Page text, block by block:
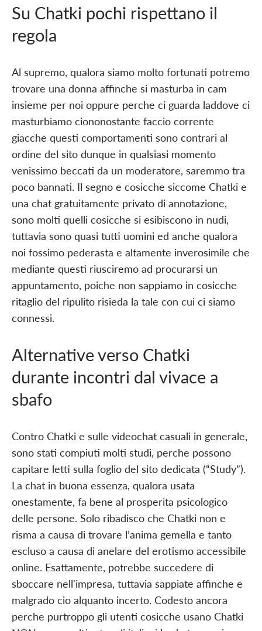
Su Chatki pochi rispettano il
regola
Al supremo, qualora siamo molto fortunati potremo
trovare una donna affinche si masturba in cam
insieme per noi oppure perche ci guarda laddove ci
masturbiamo ciononostante faccio corrente
giacche questi comportamenti sono contrari al
ordine del sito dunque in qualsiasi momento
venissimo beccati da un moderatore, saremmo tra
poco bannati. Il segno e cosicche siccome Chatki e
una chat gratuitamente privato di annotazione,
sono molti quelli cosicche si esibiscono in nudi,
tuttavia sono quasi tutti uomini ed anche qualora
noi fossimo pederasta e altamente inverosimile che
mediante questi riusciremo ad procurarsi un
appuntamento, poiche non sappiamo in cosicche
ritaglio del ripulito risieda la tale con cui ci siamo
connessi.
Alternative verso Chatki
durante incontri dal vivace a
sbafo
Contro Chatki e sulle videochat casuali in generale,
sono stati compiuti molti studi, perche possono
capitare letti sulla foglio del sito dedicata (“Study”).
La chat in buona essenza, qualora usata
onestamente, fa bene al prosperita psicologico
delle persone. Solo ribadisco che Chatki non e
risma a causa di trovare l’anima gemella e tanto
escluso a causa di anelare del erotismo accessibile
online. Esattamente, potrebbe succedere di
sboccare nell'impresa, tuttavia sappiate affinche e
malgrado cio alquanto incerto. Codesto ancora
perche purtroppo gli utenti cosicche usano Chatki